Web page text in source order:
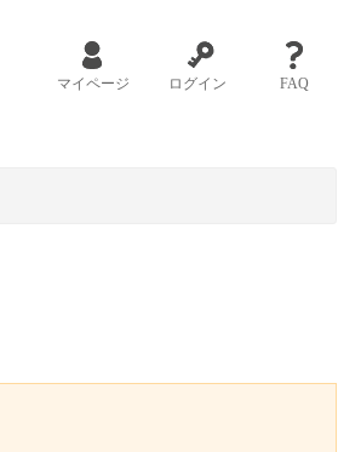
マイページ ログイン FAQ